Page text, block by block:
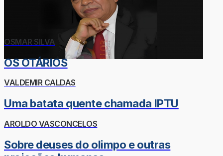
OSMAR SILVA
OS OTÁRIOS
VALDEMIR CALDAS
Uma batata quente chamada IPTU
AROLDO VASCONCELOS
Sobre deuses do olimpo e outras